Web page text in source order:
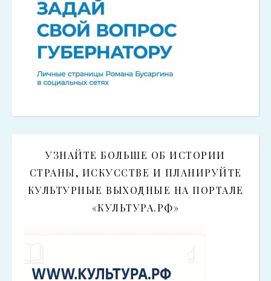
УЗНАЙТЕ БОЛЬШЕ ОБ ИСТОРИИ
СТРАНЫ, ИСКУССТВЕ И ПЛАНИРУЙТЕ
КУЛЬТУРНЫЕ ВЫХОДНЫЕ НА ПОРТАЛЕ
«КУЛЬТУРА.РФ»